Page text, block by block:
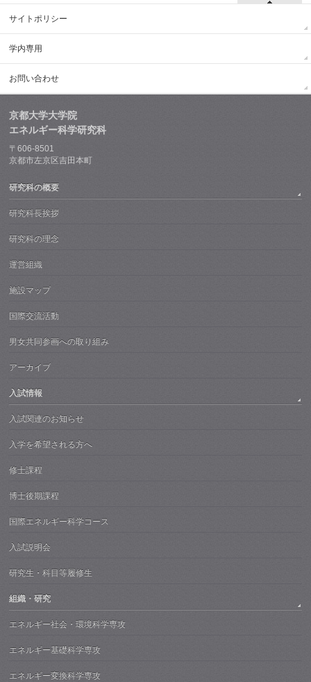
サイトポリシー
学内専用
お問い合わせ
京都大学大学院
エネルギー科学研究科
〒606-8501
京都市左京区吉田本町
研究科の概要
研究科長挨拶
研究科の理念
運営組織
施設マップ
国際交流活動
男女共同参画への取り組み
アーカイブ
入試情報
入試関連のお知らせ
入学を希望される方へ
修士課程
博士後期課程
国際エネルギー科学コース
入試説明会
研究生・科目等履修生
組織・研究
エネルギー社会・環境科学専攻
エネルギー基礎科学専攻
エネルギー変換科学専攻